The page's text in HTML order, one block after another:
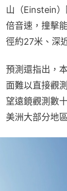
山（Einstein
倍音速，撞擊
徑約27米、深
預測還指出，
面難以直接觀
望遠鏡觀測數
美洲大部分地